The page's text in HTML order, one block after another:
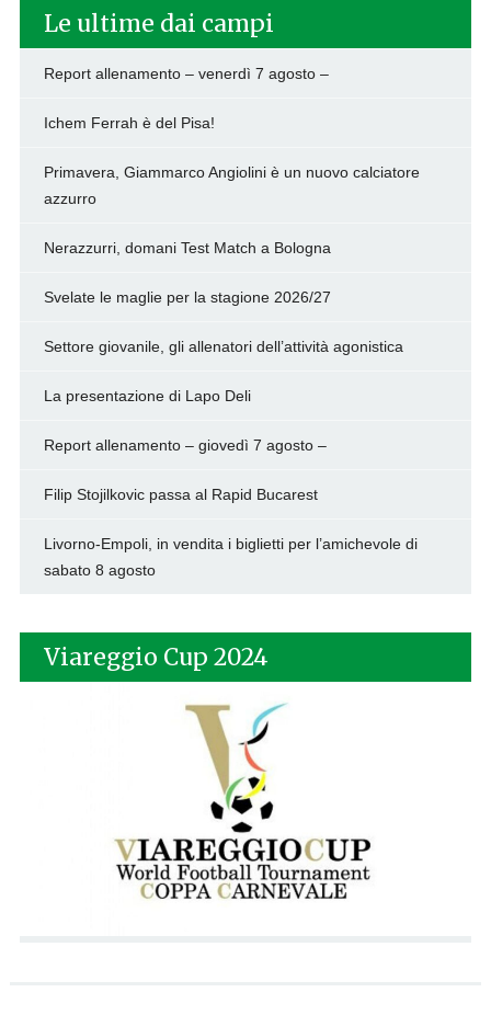
Le ultime dai campi
Report allenamento – venerdì 7 agosto –
Ichem Ferrah è del Pisa!
Primavera, Giammarco Angiolini è un nuovo calciatore
azzurro
Nerazzurri, domani Test Match a Bologna
Svelate le maglie per la stagione 2026/27
Settore giovanile, gli allenatori dell’attività agonistica
La presentazione di Lapo Deli
Report allenamento – giovedì 7 agosto –
Filip Stojilkovic passa al Rapid Bucarest
Livorno-Empoli, in vendita i biglietti per l’amichevole di
sabato 8 agosto
Viareggio Cup 2024